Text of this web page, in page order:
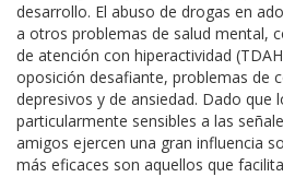
desarrollo. El abuso de drogas en
a otros problemas de salud mental,
de atención con hiperactividad
oposición desafiante, problemas de
depresivos y de ansiedad. Dado que
particularmente sensibles a las
amigos ejercen una gran influencia
más eficaces son aquellos que